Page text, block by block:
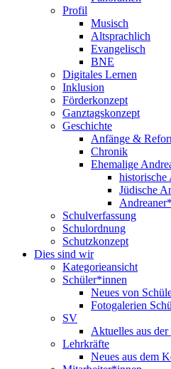
Profil
Musisch
Altsprachlich
Evangelisch
BNE
Digitales Lernen
Inklusion
Förderkonzept
Ganztagskonzept
Geschichte
Anfänge &
Chronik
Ehemalige
historische
Jüdische
Schulverfassung
Schulordnung
Schutzkonzept
Dies sind wir
Kategorieansicht
Schüler*innen
Neues von
Fotogalerien
SV
Aktuelles aus
Lehrkräfte
Neues aus dem